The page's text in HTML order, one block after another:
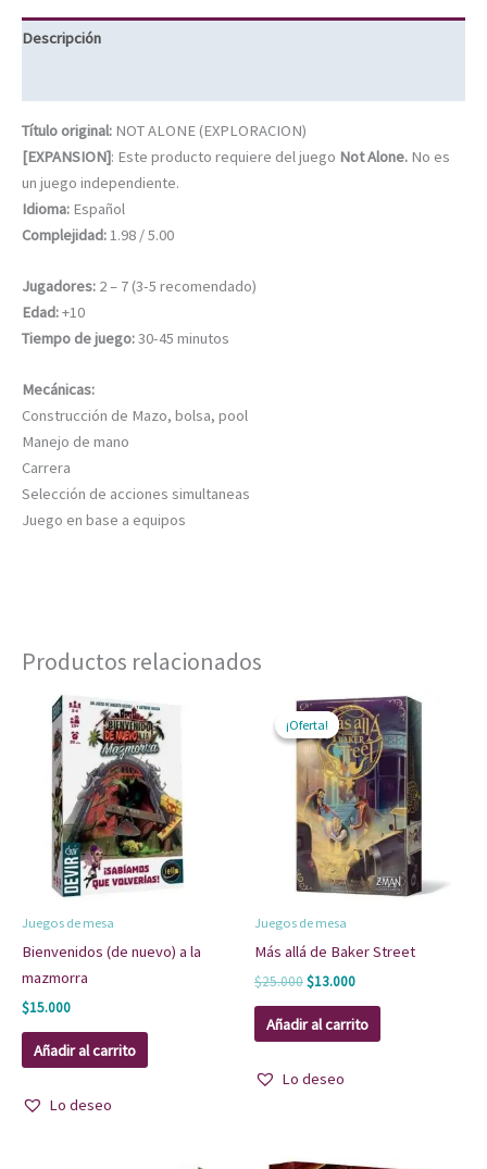
Descripción
Título original: NOT ALONE (EXPLORACION)
[EXPANSION]: Este producto requiere del juego Not Alone. No es
un juego independiente.
Idioma: Español
Complejidad: 1.98 / 5.00
Jugadores: 2 – 7 (3-5 recomendado)
Edad:+10
Tiempo de juego:30-45 minutos
Mecánicas:
Construcción de Mazo, bolsa, pool
Manejo de mano
Carrera
Selección de acciones simultaneas
Juego en base a equipos
Productos relacionados
Juegos de mesa
Bienvenidos (de nuevo) a la
mazmorra
$15.000
Añadir al carrito
Lo deseo
¡Oferta!
¡Oferta!
Juegos de mesa
Más allá de Baker Street
$25.000
El
precio
original
era:
$25.000.
$13.000
El
precio
actual
es:
$13.000.
Añadir al carrito
Lo deseo